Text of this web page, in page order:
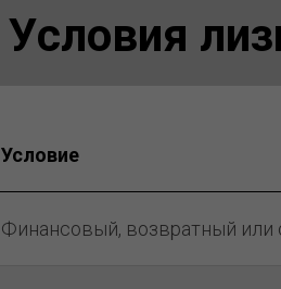
Условия
Условие
Финансовый, возвратный